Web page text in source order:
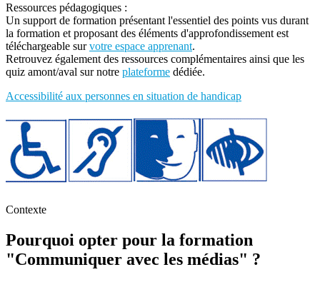
Ressources pédagogiques :
Un support de formation présentant l'essentiel des points vus durant
la formation et proposant des éléments d'approfondissement est
téléchargeable survotre espace apprenant.
Retrouvez également des ressources complémentaires ainsi que les
quiz amont/aval sur notre plateforme dédiée.
Accessibilité aux personnes en situation de handicap
Contexte
Pourquoi opter pour la formation
"Communiquer avec les médias" ?